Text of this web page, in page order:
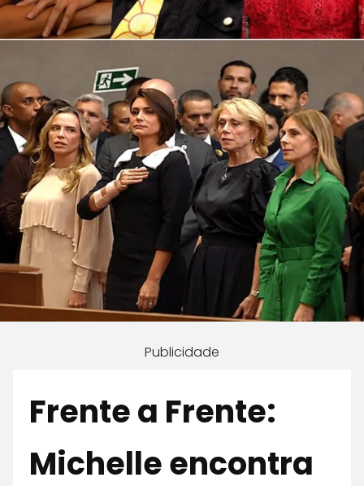
Publicidade
Frente a Frente:
Michelle encontra